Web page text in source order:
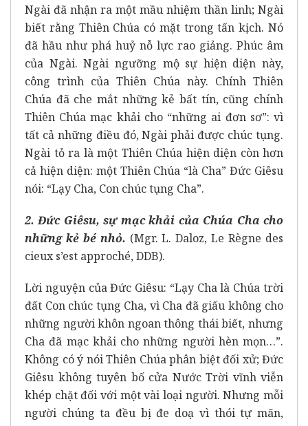
Ngài đã nhận ra một mầu nhiệm thần linh; Ngài
biết rằng Thiên Chúa có mặt trong tấn kịch. Nó
đã hầu như phá huỷ nỗ lực rao giảng. Phúc âm
của Ngài. Ngài ngưỡng mộ sự hiện diện này,
công trình của Thiên Chúa này. Chính Thiên
Chúa đã che mắt những kẻ bất tín, cũng chính
Thiên Chúa mạc khải cho “những ai đơn sơ”: vì
tất cả những điều đó, Ngài phải được chúc tụng.
Ngài tỏ ra là một Thiên Chúa hiện diện còn hơn
cả hiện diện: một Thiên Chúa “là Cha” Đức Giêsu
nói: “Lạy Cha, Con chúc tụng Cha”.
2. Đức Giêsu, sự mạc khải của Chúa Cha cho
những kẻ bé nhỏ. (Mgr. L. Daloz, Le Règne des
cieux s’est approché, DDB).
Lời nguyện của Đức Giêsu: “Lạy Cha là Chúa trời
đất Con chúc tụng Cha, vì Cha đã giấu không cho
những người khôn ngoan thông thái biết, nhưng
Cha đã mạc khải cho những người hèn mọn…”.
Không có ý nói Thiên Chúa phân biệt đối xử; Đức
Giêsu không tuyên bố cửa Nước Trời vĩnh viễn
khép chặt đối với một vài loại người. Nhưng mỗi
người chúng ta đều bị đe doạ vì thói tự mãn,